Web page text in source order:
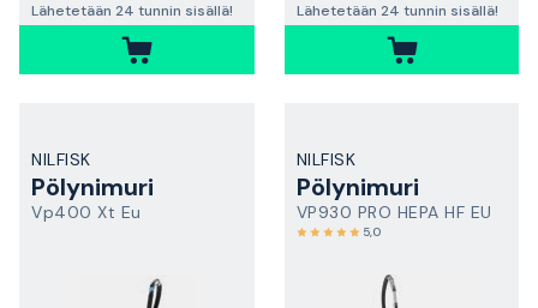
Lähetetään 24 tunnin sisällä! Lähetetään 24 tunnin sisällä!
NILFISK
Pölynimuri
Vp400 Xt Eu
NILFISK
Pölynimuri
VP930 PRO HEPA HF EU
5,0